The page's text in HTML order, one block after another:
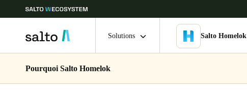
Sélectionnez vos paramètres de localisation et de langue
Solutions Salto Homelok
Pourquoi Salto Homelok